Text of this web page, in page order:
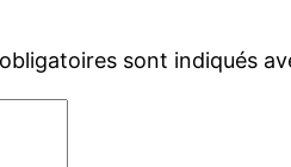
sont indiqués